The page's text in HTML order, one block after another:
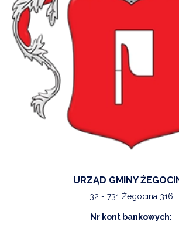
URZĄD GMINY
32 - 731 Żegocina 316
Nr kont bankowych: